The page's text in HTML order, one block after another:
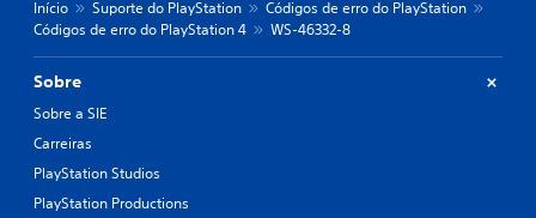
Início Suporte do PlayStation
Códigos de erro do PlayStation
Códigos de erro do PlayStation 4
WS-46332-8
Sobre
Sobre a SIE
Carreiras
PlayStation Studios
PlayStation Productions